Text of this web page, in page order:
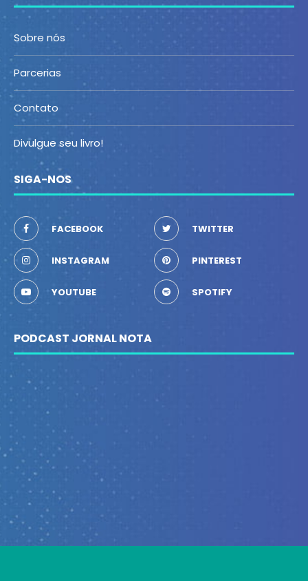
Sobre nós
Parcerias
Contato
Divulgue seu livro!
SIGA-NOS
FACEBOOK TWITTER
INSTAGRAM PINTEREST
YOUTUBE SPOTIFY
PODCAST JORNAL NOTA